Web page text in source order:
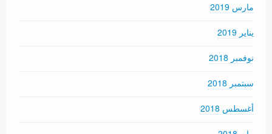
مارس 2019
يناير 2019
نوفمبر 2018
سبتمبر 2018
أغسطس 2018